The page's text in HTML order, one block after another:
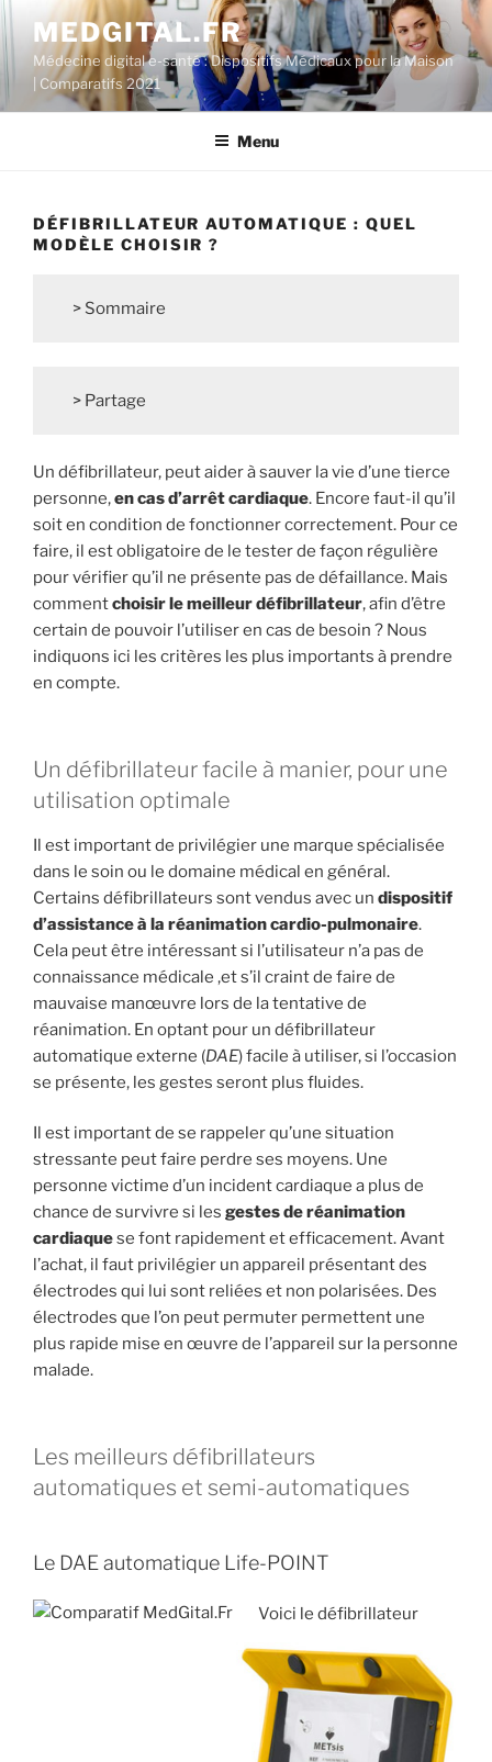
Aller
au
contenu
principal
MEDGITAL.FR
Médecine digital e-santé : Dispositifs Médicaux pour la Maison
| Comparatifs 2021
Menu
DÉFIBRILLATEUR AUTOMATIQUE : QUEL
MODÈLE CHOISIR ?
> Sommaire
> Partage
Un défibrillateur, peut aider à sauver la vie d’une tierce
personne,en cas d’arrêt cardiaque. Encore faut-il qu’il
soit en condition de fonctionner correctement. Pour ce
faire, il est obligatoire de le tester de façon régulière
pour vérifier qu’il ne présente pas de défaillance. Mais
commentchoisir le meilleur défibrillateur, afin d’être
certain de pouvoir l’utiliser en cas de besoin ? Nous
indiquons ici les critères les plus importants à prendre
en compte.
Un défibrillateur facile à manier, pour une
utilisation optimale
Il est important de privilégier une marque spécialisée
dans le soin ou le domaine médical en général.
Certains défibrillateurs sont vendus avec un dispositif
d’assistance à la réanimation cardio-pulmonaire.
Cela peut être intéressant si l’utilisateur n’a pas de
connaissance médicale ,et s’il craint de faire de
mauvaise manœuvre lors de la tentative de
réanimation. En optant pour un défibrillateur
automatique externe (DAE) facile à utiliser, si l’occasion
se présente, les gestes seront plus fluides.
Il est important de se rappeler qu’une situation
stressante peut faire perdre ses moyens. Une
personne victime d’un incident cardiaque a plus de
chance de survivre si les gestes de réanimation
cardiaquese font rapidement et efficacement. Avant
l’achat, il faut privilégier un appareil présentant des
électrodes qui lui sont reliées et non polarisées. Des
électrodes que l’on peut permuter permettent une
plus rapide mise en œuvre de l’appareil sur la personne
malade.
Les meilleurs défibrillateurs
automatiques et semi-automatiques
Le DAE automatique Life-POINT
Voici le défibrillateur
567
394